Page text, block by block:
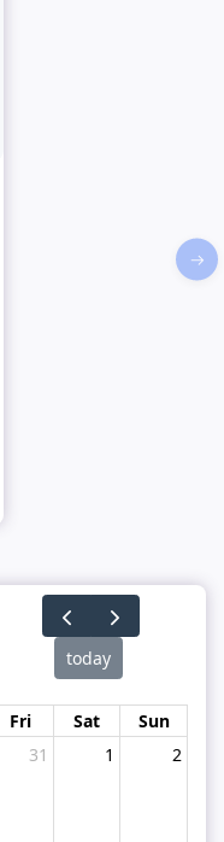
today
Fri Sat
Sun
31 1 2